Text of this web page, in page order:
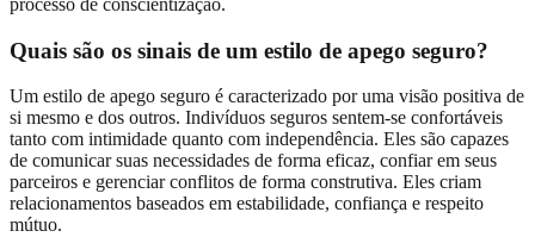
Quais são os sinais de um estilo de apego seguro?
Um estilo de apego seguro é caracterizado por uma visão positiva de
si mesmo e dos outros. Indivíduos seguros sentem-se confortáveis
tanto com intimidade quanto com independência. Eles são capazes
de comunicar suas necessidades de forma eficaz, confiar em seus
parceiros e gerenciar conflitos de forma construtiva. Eles criam
relacionamentos baseados em estabilidade, confiança e respeito
mútuo.